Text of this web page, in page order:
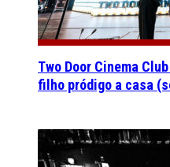
Two Door Cinema
filho pródigo a casa